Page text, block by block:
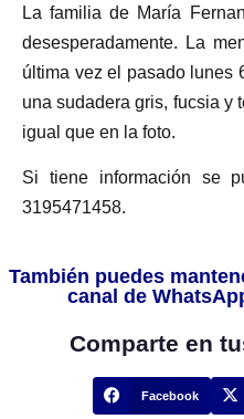
La familia de María
desesperadamente. La
última vez el pasado lunes
una sudadera gris, fucsia y
igual que en la foto.
Si tiene información se
3195471458.
También puedes
canal de
Comparte en
Facebook